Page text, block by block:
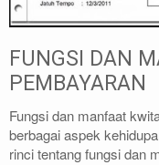
FUNGSI DAN
PEMBAYARAN
Fungsi dan manfaat
berbagai aspek
rinci tentang fungsi dan